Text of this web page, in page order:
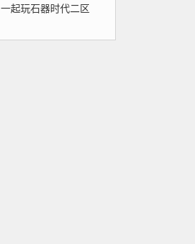
一起玩石器时代二区